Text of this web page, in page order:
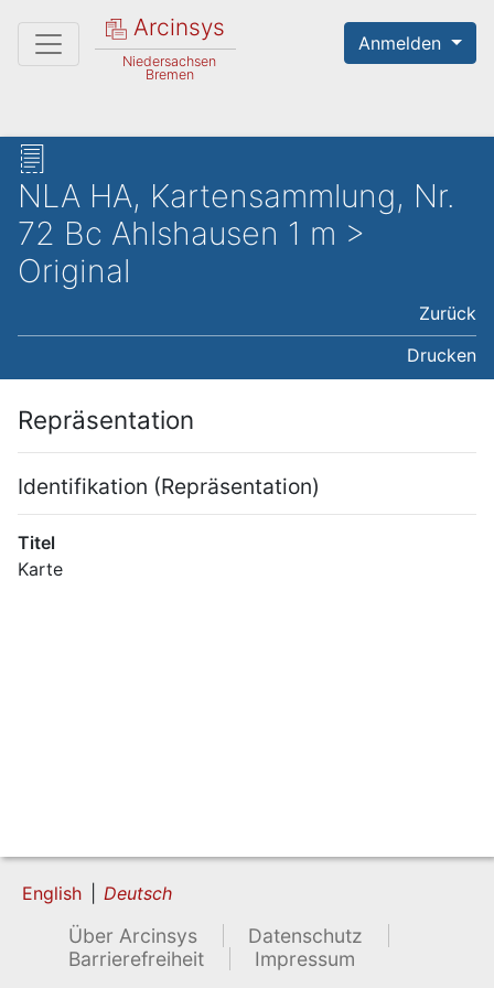
Arcinsys
Niedersachsen
Bremen
Anmelden
NLA HA, Kartensammlung, Nr.
72 Bc Ahlshausen 1 m >
Original
Zurück
Drucken
Repräsentation
Identifikation (Repräsentation)
Titel
Karte
English Deutsch
Über Arcinsys
Datenschutz
Barrierefreiheit
Impressum